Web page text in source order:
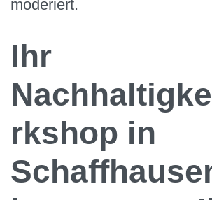
moderiert.
Ihr
rkshop in